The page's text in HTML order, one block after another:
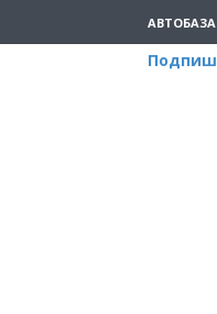
АВТОБАЗА